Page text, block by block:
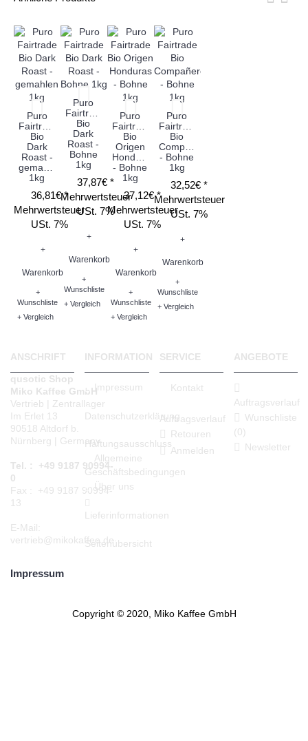
Puro
Fairtrade
Bio
Dark
Roast -
gemahlen
1kg
36,81€ *
Mehrwertsteuer
USt. 7%
+
Warenkorb
+
Wunschliste
+ Vergleich
Puro
Fairtrade
Bio
Dark
Roast -
Bohne
1kg
37,87€ *
Mehrwertsteuer
USt. 7%
+
Warenkorb
+
Wunschliste
+ Vergleich
Puro
Fairtrade
Bio
Origen
Honduras
- Bohne
1kg
37,12€ *
Mehrwertsteuer
USt. 7%
+
Warenkorb
+
Wunschliste
+ Vergleich
Puro
Fairtrade
Bio
Compañero
- Bohne
1kg
32,52€ *
Mehrwertsteuer
USt. 7%
+
Warenkorb
+
Wunschliste
+ Vergleich
ANSCHRIFT
qusotic Shop
Miko Kaffee GmbH
Vertrieb | Zentrallager
Im Erlet 13
90518 Altdorf b.
Nürnberg | Germany
Tel. : +49 9187 90994-
0
Fax : +49 9187 90994-
13
E-Mail:
vertrieb@mikokaffee.de
INFORMATION
Impressum
Datenschutzerklärung
Haftungsausschluss
Allgemeine
Geschäftsbedingungen
Über uns
Lieferinformationen
Seitenübersicht
SERVICE
Kontakt
Auftragsverlauf
Retouren
Anmelden
ANGEBOTE
Auftragsverlauf
Wunschliste
(0)
Newsletter
Impressum
Copyright © 2020, Miko Kaffee GmbH